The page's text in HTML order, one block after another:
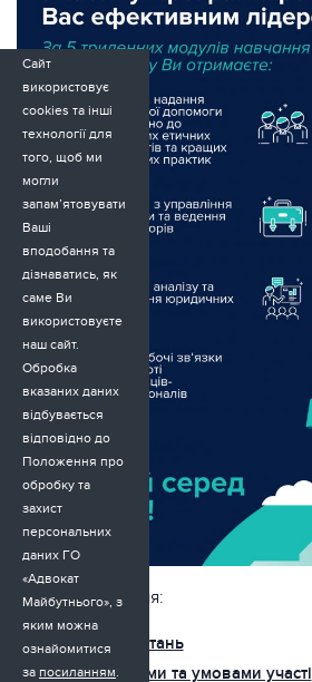
Корисні посилання:
Перелік Запитань
Опис Програми та умовами участі
Сайт
використовує
cookies та інші
технології для
того, щоб ми
могли
запам’ятовувати
Ваші
вподобання та
дізнаватись, як
саме Ви
використовуєте
наш сайт.
Обробка
вказаних даних
відбувається
відповідно до
Положення про
обробку та
захист
персональних
даних ГО
«Адвокат
Майбутнього», з
яким можна
ознайомитися
за посиланням.